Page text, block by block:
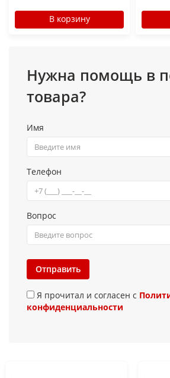
В корзину
Нужна помощь в
товара?
Имя
Телефон
Вопрос
Отправить
Я прочитал и согласен с
конфиденциальности